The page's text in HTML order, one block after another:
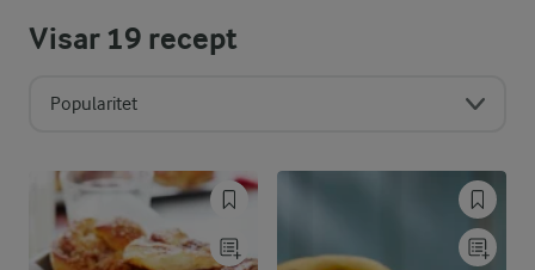
Visar19 recept
Popularitet